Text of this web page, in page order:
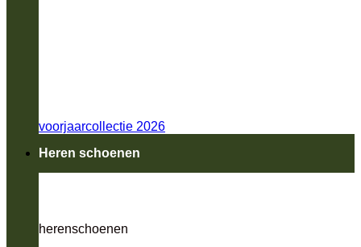
voorjaarcollectie 2026
Heren schoenen
herenschoenen